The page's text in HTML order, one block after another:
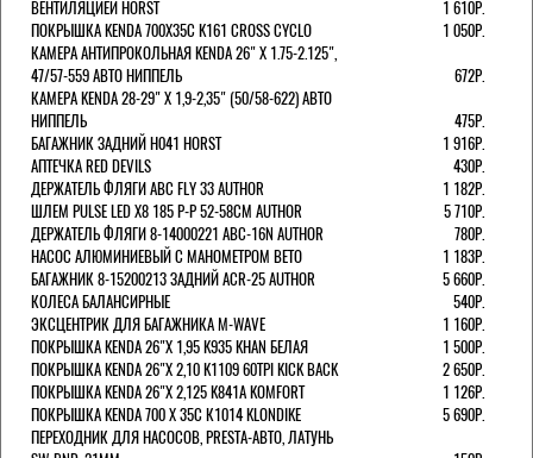
ВЕНТИЛЯЦИЕЙ HORST
1 610Р.
ПОКРЫШКА KENDA 700Х35С K161 CROSS CYCLO
1 050Р.
КАМЕРА АНТИПРОКОЛЬНАЯ KENDA 26" Х 1.75-2.125",
47/57-559 АВТО НИППЕЛЬ
672Р.
КАМЕРА KENDA 28-29" Х 1,9-2,35" (50/58-622) АВТО
НИППЕЛЬ
475Р.
БАГАЖНИК ЗАДНИЙ H041 HORST
1 916Р.
АПТЕЧКА RED DEVILS
430Р.
ДЕРЖАТЕЛЬ ФЛЯГИ АВС FLY 33 AUTHOR
1 182Р.
ШЛЕМ PULSE LED X8 185 Р-Р 52-58СМ AUTHOR
5 710Р.
ДЕРЖАТЕЛЬ ФЛЯГИ 8-14000221 ABC-16N AUTHOR
780Р.
НАСОС АЛЮМИНИЕВЫЙ С МАНОМЕТРОМ BETO
1 183Р.
БАГАЖНИК 8-15200213 ЗАДНИЙ ACR-25 AUTHOR
5 660Р.
КОЛЕСА БАЛАНСИРНЫЕ
540Р.
ЭКСЦЕНТРИК ДЛЯ БАГАЖНИКА M-WAVE
1 160Р.
ПОКРЫШКА KENDA 26"Х 1,95 K935 KHAN БЕЛАЯ
1 500Р.
ПОКРЫШКА KENDA 26"Х 2,10 K1109 60TPI KICK BACK
2 650Р.
ПОКРЫШКА KENDA 26"Х 2,125 K841A KOMFORT
1 126Р.
ПОКРЫШКА KENDA 700 Х 35С К1014 KLONDIKE
5 690Р.
ПЕРЕХОДНИК ДЛЯ НАСОСОВ, PRESTA-АВТО, ЛАТУНЬ